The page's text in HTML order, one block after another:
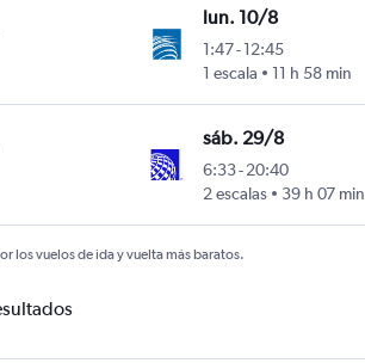
lun. 10/8
1:47-12:45
1 escala
11 h 58 min
sáb. 29/8
6:33-20:40
2 escalas
39 h 07 min
los vuelos de ida y vuelta más baratos.